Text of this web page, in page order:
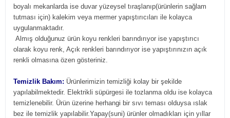
boyalı mekanlarda ise duvar yüzeysel tıraşlanıp(ürünlerin sağlam
tutması için) kalekim veya mermer yapıştırıcıları ile kolayca
uygulanmaktadır.
Almış olduğunuz ürün koyu renkleri barındırıyor ise yapıştırıcı
olarak koyu renk, Açık renkleri barındırıyor ise yapıştırınızın açık
renkli olmasına özen gösteriniz.
Temizlik Bakım: Ürünlerimizin temizliği kolay bir şekilde
yapılabilmektedir. Elektrikli süpürgesi ile tozlanma oldu ise kolayca
temizlenebilir. Ürün üzerine herhangi bir sıvı teması olduysa ıslak
bez ile temizlik yapılabilir.Yapay(suni) ürünler olmadıkları için yıllar